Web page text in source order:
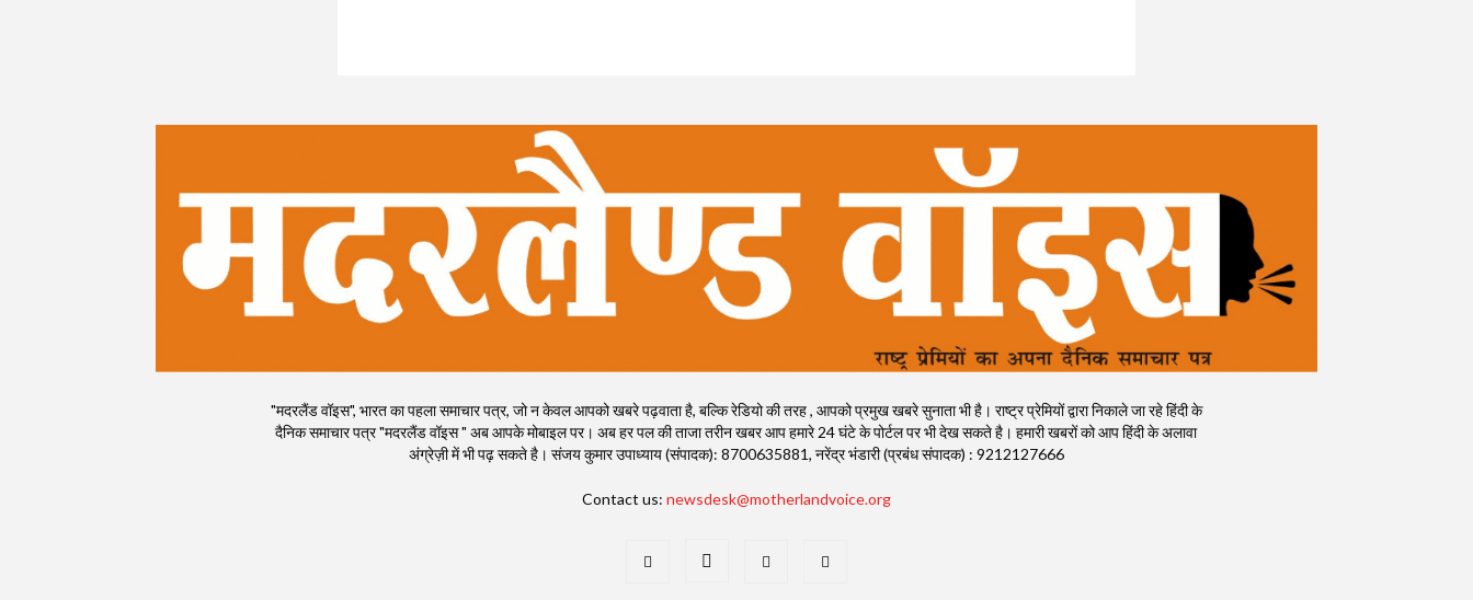
"मदरलैंड वॉइस", भारत का पहला समाचार पत्र, जो न केवल आपको खबरे पढ़वाता है, बल्कि रेडियो की तरह , आपको प्रमुख खबरे सुनाता भी है। राष्ट्र प्रेमियों द्वारा निकाले जा रहे हिंदी के
दैनिक समाचार पत्र "मदरलैंड वॉइस " अब आपके मोबाइल पर। अब हर पल की ताजा तरीन खबर आप हमारे 24 घंटे के पोर्टल पर भी देख सकते है। हमारी खबरों को आप हिंदी के अलावा
अंग्रेज़ी में भी पढ़ सकते है। संजय कुमार उपाध्याय (संपादक): 8700635881, नरेंद्र भंडारी (प्रबंध संपादक) : 9212127666
Contact us: newsdesk@motherlandvoice.org